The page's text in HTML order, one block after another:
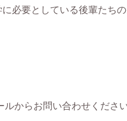
必要としている後輩たち
からお問い合わせください